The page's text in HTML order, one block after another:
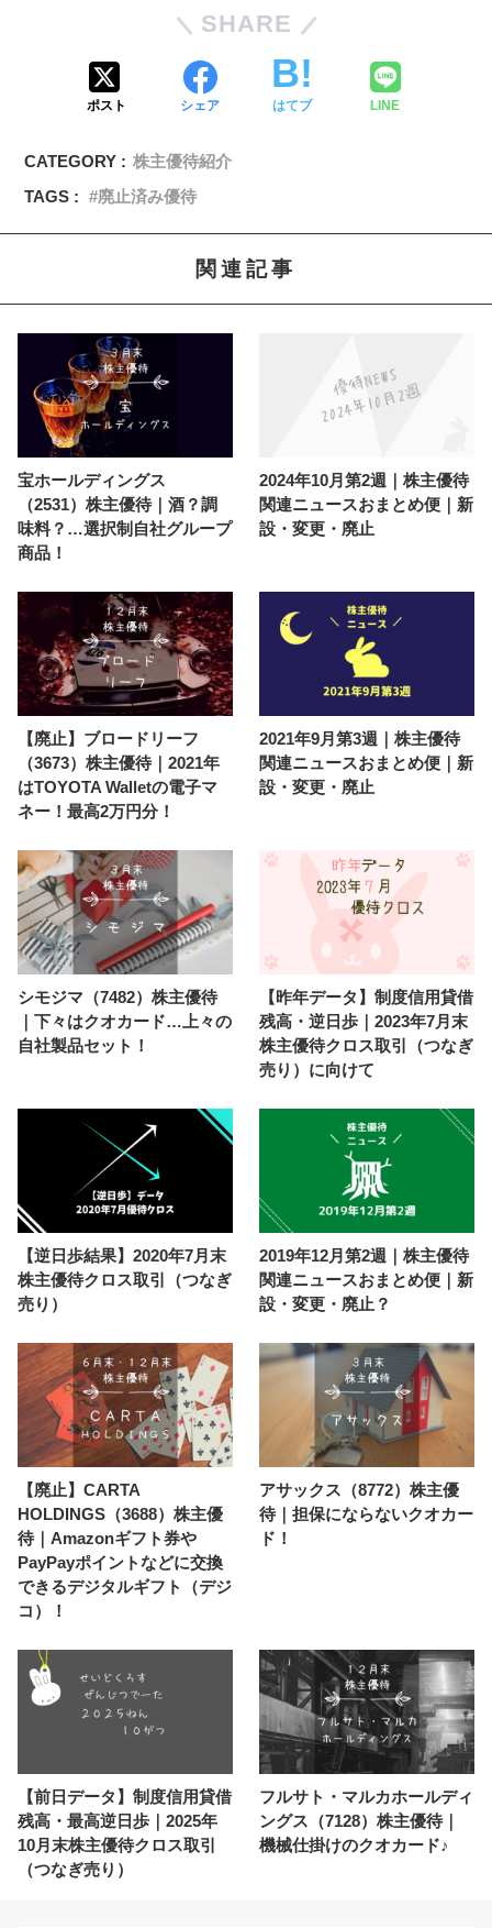
SHARE
ポスト シェア はてブ LINE
CATEGORY : 株主優待紹介
TAGS :
廃止済み優待
関連記事
宝ホールディングス
（2531）株主優待｜酒？調
味料？…選択制自社グループ
商品！
2024年10月第2週｜株主優待
関連ニュースおまとめ便｜新
設・変更・廃止
【廃止】ブロードリーフ
（3673）株主優待｜2021年
はTOYOTA Walletの電子マ
ネー！最高2万円分！
2021年9月第3週｜株主優待
関連ニュースおまとめ便｜新
設・変更・廃止
シモジマ（7482）株主優待
｜下々はクオカード…上々の
自社製品セット！
【昨年データ】制度信用貸借
残高・逆日歩｜2023年7月末
株主優待クロス取引（つなぎ
売り）に向けて
【逆日歩結果】2020年7月末
株主優待クロス取引（つなぎ
売り）
2019年12月第2週｜株主優待
関連ニュースおまとめ便｜新
設・変更・廃止？
【廃止】CARTA
HOLDINGS（3688）株主優
待｜Amazonギフト券や
PayPayポイントなどに交換
できるデジタルギフト（デジ
コ）！
アサックス（8772）株主優
待｜担保にならないクオカー
ド！
【前日データ】制度信用貸借
残高・最高逆日歩｜2025年
10月末株主優待クロス取引
（つなぎ売り）
フルサト・マルカホールディ
ングス（7128）株主優待｜
機械仕掛けのクオカード♪